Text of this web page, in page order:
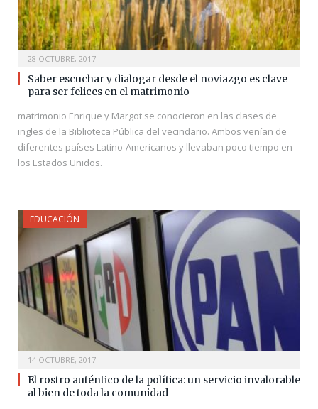
28 OCTUBRE, 2017
Saber escuchar y dialogar desde el noviazgo es clave
para ser felices en el matrimonio
matrimonio Enrique y Margot se conocieron en las clases de
ingles de la Biblioteca Pública del vecindario. Ambos venían de
diferentes países Latino-Americanos y llevaban poco tiempo en
los Estados Unidos.
EDUCACIÓN
14 OCTUBRE, 2017
El rostro auténtico de la política: un servicio invalorable
al bien de toda la comunidad